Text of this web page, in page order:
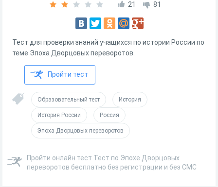
21 81
Тест для проверки знаний учащихся по истории России по
теме Эпоха Дворцовых переворотов.
Пройти тест
Образовательный тест История
История России Россия
Эпоха Дворцовых переворотов
Пройти онлайн тест Тест по Эпохе Дворцовых
переворотов бесплатно без регистрации и без СМС